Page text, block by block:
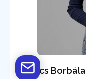
Kovács Borbála